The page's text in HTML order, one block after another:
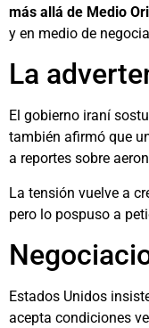
más allá de Medio
y en medio de
La
El gobierno iraní
también afirmó que
a reportes sobre
La tensión vuelve a
pero lo pospuso a
Estados Unidos
acepta condiciones